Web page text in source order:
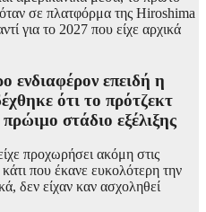
σε πλατφόρμα της Hiroshima
για το 2027 που είχε αρχικά
ενδιαφέρον επειδή η
ότι το πρότζεκτ
στάδιο εξέλιξης
προχωρήσει ακόμη στις
που έκανε ευκολότερη την
δεν είχαν καν ασχοληθεί